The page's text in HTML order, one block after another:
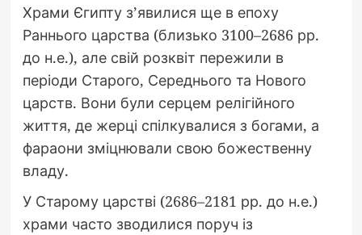
Храми Єгипту з’явилися ще в епоху
Раннього царства (близько 3100–2686 рр.
до н.е.), але свій розквіт пережили в
періоди Старого, Середнього та Нового
царств. Вони були серцем релігійного
життя, де жерці спілкувалися з богами, а
фараони зміцнювали свою божественну
владу.
У Старому царстві (2686–2181 рр. до н.е.)
храми часто зводилися поруч із